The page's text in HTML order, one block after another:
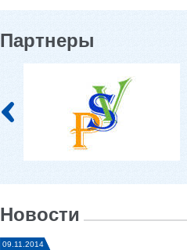
Партнеры
Новости
09.11.2014